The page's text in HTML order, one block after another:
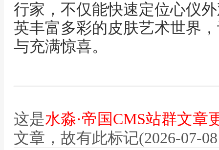
行家，不仅能快速定位心仪
英丰富多彩的皮肤艺术世界
与充满惊喜。
这是水淼·帝国CMS站群文章
文章，故有此标记(2026-07-